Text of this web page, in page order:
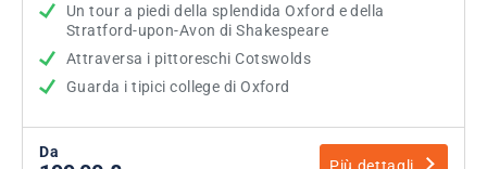
Un tour a piedi della splendida Oxford e della
Stratford-upon-Avon di Shakespeare
Attraversa i pittoreschi Cotswolds
Guarda i tipici college di Oxford
Da
Più dettagli